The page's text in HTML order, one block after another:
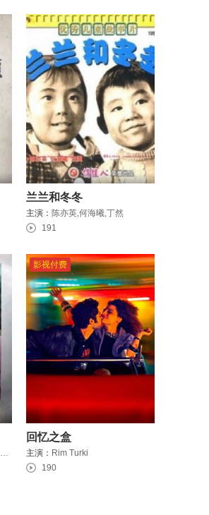
兰兰和冬冬
主演： 陈亦英,何海曦,丁然
191
新凤霞,李忆兰,张德福,赵丽蓉
影视付费
回忆之盒
主演： Rim Turki
190